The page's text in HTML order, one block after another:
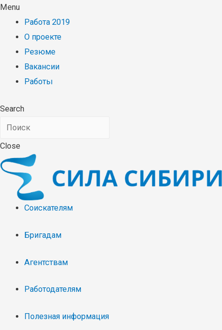
Menu
Работа 2019
О проекте
Резюме
Вакансии
Работы
Search
Close
Соискателям
Бригадам
Агентствам
Работодателям
Полезная информация